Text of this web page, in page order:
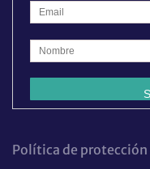
Política de protección